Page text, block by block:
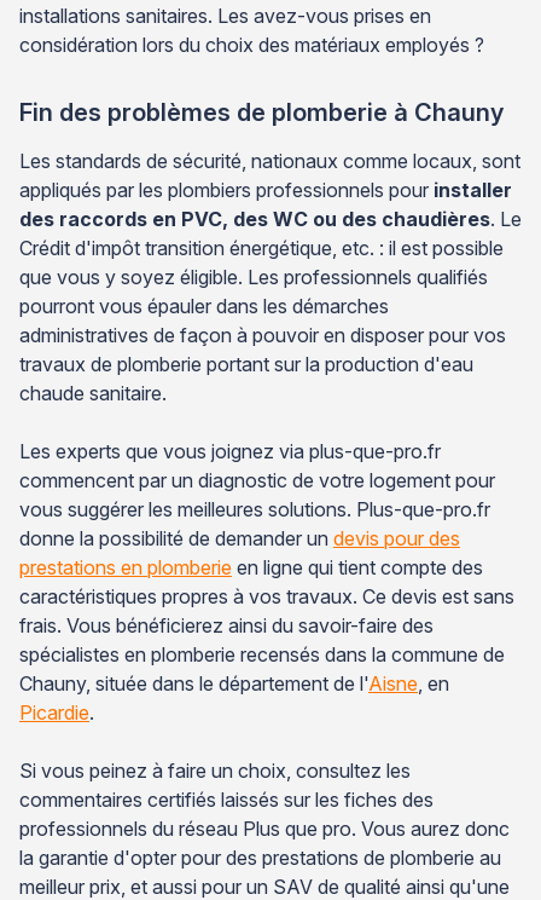
installations sanitaires. Les avez-vous prises en
considération lors du choix des matériaux employés ?
Fin des problèmes de plomberie à Chauny
Les standards de sécurité, nationaux comme locaux, sont
appliqués par les plombiers professionnels pour installer
des raccords en PVC, des WC ou des chaudières. Le
Crédit d'impôt transition énergétique, etc. : il est possible
que vous y soyez éligible. Les professionnels qualifiés
pourront vous épauler dans les démarches
administratives de façon à pouvoir en disposer pour vos
travaux de plomberie portant sur la production d'eau
chaude sanitaire.
Les experts que vous joignez via plus-que-pro.fr
commencent par un diagnostic de votre logement pour
vous suggérer les meilleures solutions. Plus-que-pro.fr
donne la possibilité de demander un devis pour des
prestations en plomberie en ligne qui tient compte des
caractéristiques propres à vos travaux. Ce devis est sans
frais. Vous bénéficierez ainsi du savoir-faire des
spécialistes en plomberie recensés dans la commune de
Chauny, située dans le département de l'Aisne , en
Picardie.
Si vous peinez à faire un choix, consultez les
commentaires certifiés laissés sur les fiches des
professionnels du réseau Plus que pro. Vous aurez donc
la garantie d'opter pour des prestations de plomberie au
meilleur prix, et aussi pour un SAV de qualité ainsi qu'une